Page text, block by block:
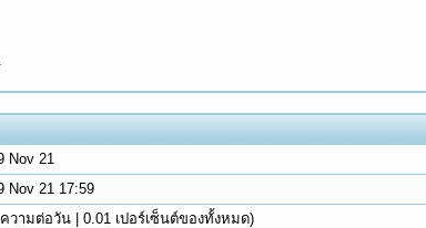
Nov 21
Nov 21 17:59
วามต่อวัน | 0.01 เปอร์เซ็นต์ของทั้งหมด)